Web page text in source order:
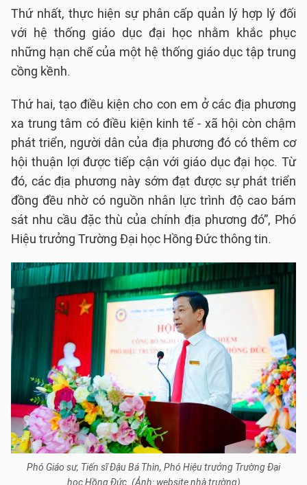
Thứ nhất, thực hiện sự phân cấp quản lý hợp lý đối
với hệ thống giáo dục đại học nhằm khắc phục
những hạn chế của một hệ thống giáo dục tập trung
cồng kềnh.
Thứ hai, tạo điều kiện cho con em ở các địa phương
xa trung tâm có điều kiện kinh tế - xã hội còn chậm
phát triển, người dân của địa phương đó có thêm cơ
hội thuận lợi được tiếp cận với giáo dục đại học. Từ
đó, các địa phương này sớm đạt được sự phát triển
đồng đều nhờ có nguồn nhân lực trình độ cao bám
sát nhu cầu đặc thù của chính địa phương đó”, Phó
Hiệu trưởng Trường Đại học Hồng Đức thông tin.
Phó Giáo sư, Tiến sĩ Đậu Bá Thìn, Phó Hiệu trưởng Trường Đại
học Hồng Đức. (Ảnh: website nhà trường)